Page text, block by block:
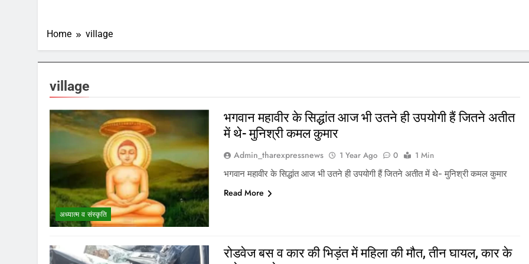
Home village
village
अध्यात्म व संस्कृति
भगवान महावीर के सिद्धांत आज भी उतने ही उपयोगी हैं जितने अतीत
में थे- मुनिश्री कमल कुमार
Admin_tharexpressnews 1 Year Ago 0
1 Min
भगवान महावीर के सिद्धांत आज भी उतने ही उपयोगी हैं जितने अतीत में थे- मुनिश्री कमल कुमार
Read More
रोडवेज बस व कार की भिड़ंत में महिला की मौत, तीन घायल, कार के